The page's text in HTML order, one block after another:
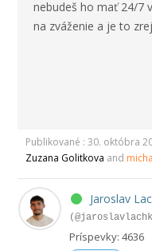
nebudeš ho mať 24/7
na zváženie a je to
Publikované : 30. októbra
Zuzana Golitkova and
Jaroslav
Príspevky: 4636